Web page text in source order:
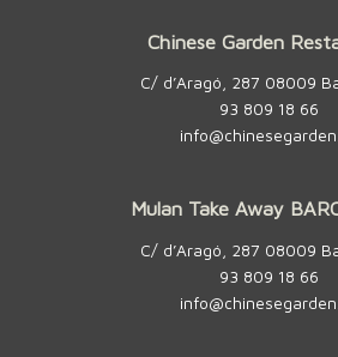
Chinese Garden
C/ d’Aragó, 287 08009
93 809 18 66
Mulan Take Away
C/ d’Aragó, 287 08009
93 809 18 66